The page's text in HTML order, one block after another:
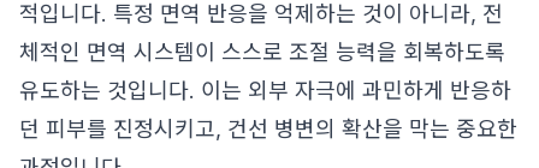
적입니다. 특정 면역 반응을 억제하는 것이 아니라, 전
체적인 면역 시스템이 스스로 조절 능력을 회복하도록
유도하는 것입니다. 이는 외부 자극에 과민하게 반응하
던 피부를 진정시키고, 건선 병변의 확산을 막는 중요한